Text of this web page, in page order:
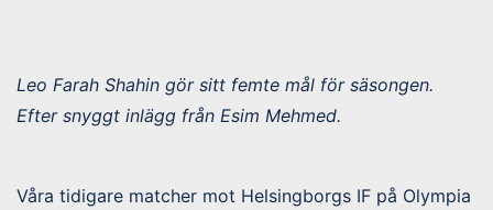
Leo Farah Shahin gör sitt femte mål för säsongen.
Efter snyggt inlägg från Esim Mehmed.
Våra tidigare matcher mot Helsingborgs IF på Olympia